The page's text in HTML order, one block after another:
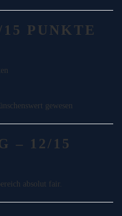
PUNKTE
gewesen
– 12/15
absolut fair.